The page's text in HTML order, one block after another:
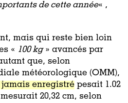
de cette année« ,
mais qui reste bien loin
« 100 kg» avancés par
que, selon
météorologique (OMM),
enregistré pesait 1.02
mesurait 20,32 cm, selon